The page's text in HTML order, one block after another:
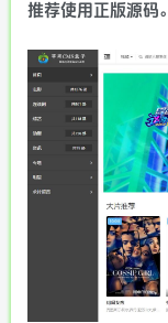
推荐使用正版源码